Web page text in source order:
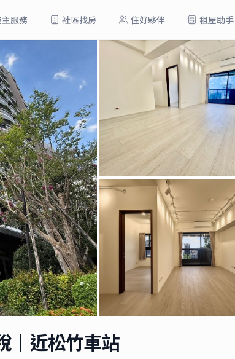
服務 社區找房 住好夥伴 租屋助手
｜近松竹車站